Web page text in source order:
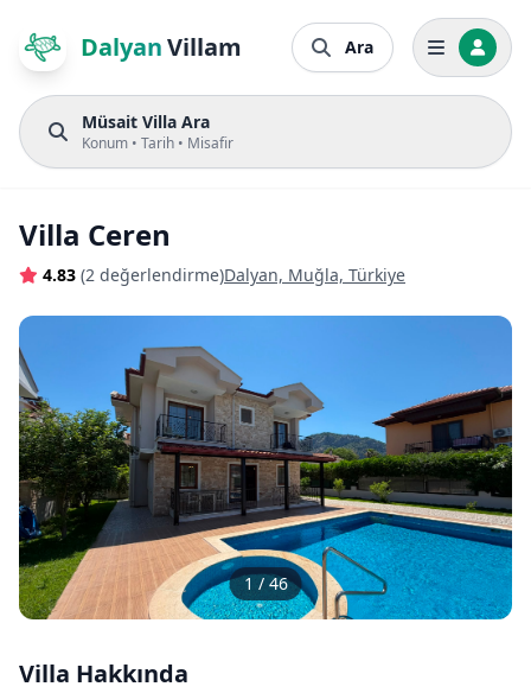
DalyanVillam Ara
Müsait Villa Ara
Konum • Tarih • Misafir
Villa Ceren
4.83 (2 değerlendirme)Dalyan, Muğla, Türkiye
1 / 46
Villa Hakkında